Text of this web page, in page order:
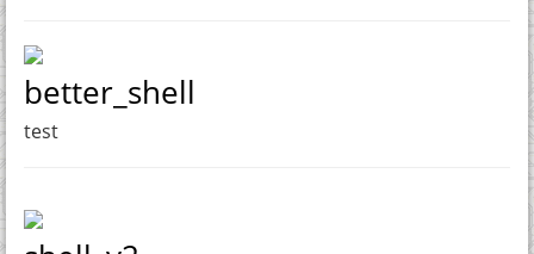
better_shell
test